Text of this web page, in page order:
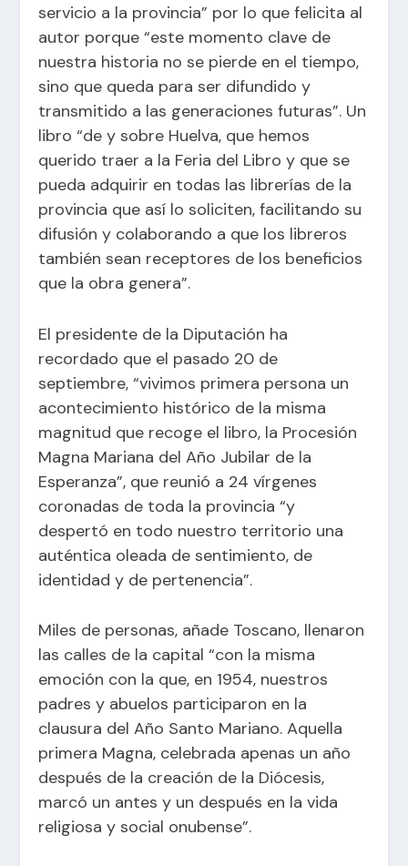
servicio a la provincia” por lo que felicita al
autor porque “este momento clave de
nuestra historia no se pierde en el tiempo,
sino que queda para ser difundido y
transmitido a las generaciones futuras”. Un
libro “de y sobre Huelva, que hemos
querido traer a la Feria del Libro y que se
pueda adquirir en todas las librerías de la
provincia que así lo soliciten, facilitando su
difusión y colaborando a que los libreros
también sean receptores de los beneficios
que la obra genera”.
El presidente de la Diputación ha
recordado que el pasado 20 de
septiembre, “vivimos primera persona un
acontecimiento histórico de la misma
magnitud que recoge el libro, la Procesión
Magna Mariana del Año Jubilar de la
Esperanza”, que reunió a 24 vírgenes
coronadas de toda la provincia “y
despertó en todo nuestro territorio una
auténtica oleada de sentimiento, de
identidad y de pertenencia”.
Miles de personas, añade Toscano, llenaron
las calles de la capital “con la misma
emoción con la que, en 1954, nuestros
padres y abuelos participaron en la
clausura del Año Santo Mariano. Aquella
primera Magna, celebrada apenas un año
después de la creación de la Diócesis,
marcó un antes y un después en la vida
religiosa y social onubense”.